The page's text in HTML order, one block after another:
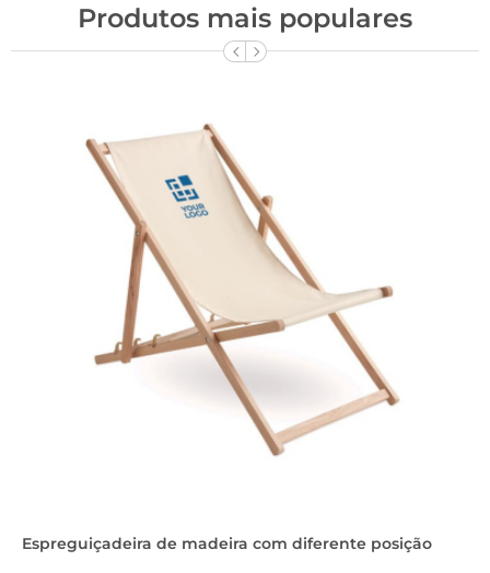
Produtos mais populares
Espreguiçadeira de madeira com diferente posição